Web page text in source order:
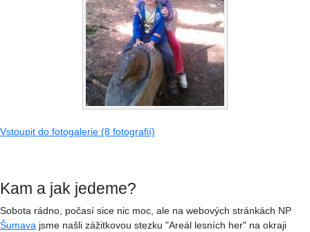
Vstoupit do fotogalerie (8 fotografií)
Kam a jak jedeme?
Sobota rádno, počasí sice nic moc, ale na webových stránkách NP
Šumava jsme našli zážitkovou stezku "Areál lesních her" na okraji